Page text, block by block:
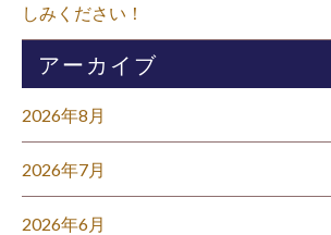
しみください！⁡
アーカイブ
2026年8月
2026年7月
2026年6月